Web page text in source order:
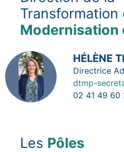
Transformation
Modernisation
Image HÉLÈNE
Fonction
Directrice
dtmp-
02 41 49 60
Les Pôles